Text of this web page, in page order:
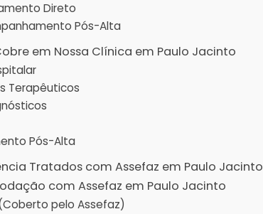
Direto
Pós-Alta
em Nossa Clínica em Paulo Jacinto
Terapêuticos
Pós-Alta
Tratados com Assefaz em Paulo Jacinto
com Assefaz em Paulo Jacinto
pelo Assefaz)